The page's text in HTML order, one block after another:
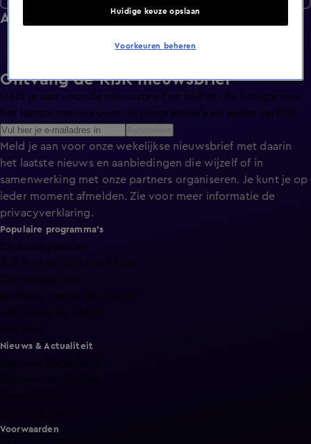
Afleveringen
Ontvang de KIJK-nieuwsbrief
Meld je aan voor de nieuwsbrief en blijf op de hoogte van
het laatste nieuws over de programma’s en series op KIJK.
Meld je aan voor onze wekelijkse nieuwsbrief met daarin
het laatste nieuws en aanbiedingen die wijzelf of in
samenwerking met onze partners organiseren. Je kunt je op
ieder moment afmelden. Zie voor meer informatie de
privacyverklaring.
Populaire programma's
De Bondgenoten
A.S.S. - Anti Survival Show
De Oranjezomer
Mi Dushi: wat is dan liefde?
Lang Leve de Liefde
Het Blok
Nieuws & Actualiteit
Voorwaarden
Huidige keuze opslaan
Voorkeuren beheren